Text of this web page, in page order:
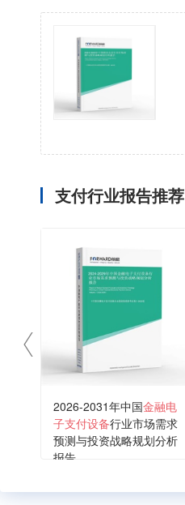
支付行业报告推荐
2026-2031年中国金融电
子支付设备行业市场需求
预测与投资战略规划分析
报告